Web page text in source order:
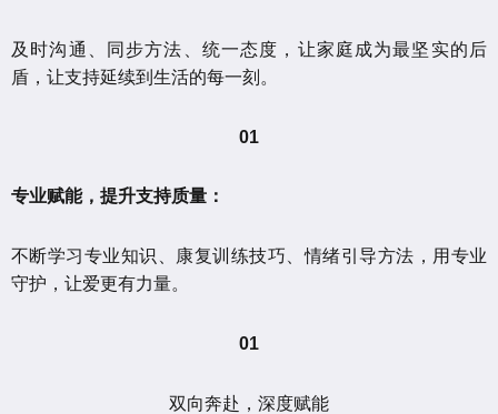
及时沟通、同步方法、统一态度，让家庭成为最坚实的后
盾，让支持延续到生活的每一刻。
01
专业赋能，提升支持质量：
不断学习专业知识、康复训练技巧、情绪引导方法，用专业
守护，让爱更有力量。
01
双向奔赴，深度赋能